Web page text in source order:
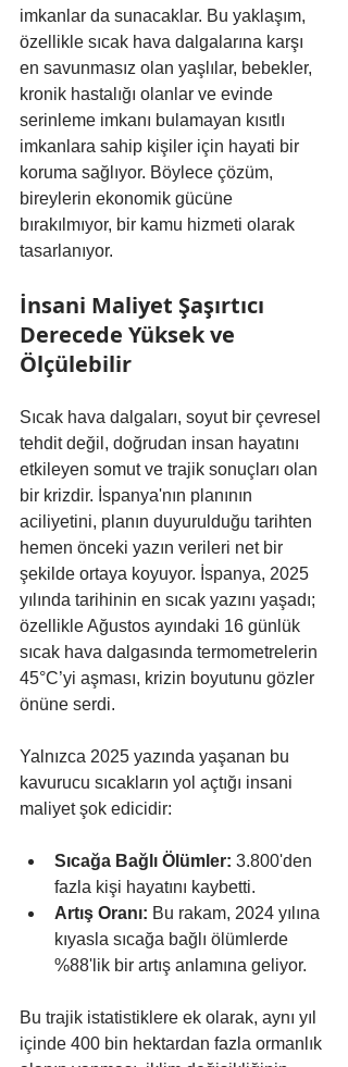
imkanlar da sunacaklar. Bu yaklaşım,
özellikle sıcak hava dalgalarına karşı
en savunmasız olan yaşlılar, bebekler,
kronik hastalığı olanlar ve evinde
serinleme imkanı bulamayan kısıtlı
imkanlara sahip kişiler için hayati bir
koruma sağlıyor. Böylece çözüm,
bireylerin ekonomik gücüne
bırakılmıyor, bir kamu hizmeti olarak
tasarlanıyor.
İnsani Maliyet Şaşırtıcı
Derecede Yüksek ve
Ölçülebilir
Sıcak hava dalgaları, soyut bir çevresel
tehdit değil, doğrudan insan hayatını
etkileyen somut ve trajik sonuçları olan
bir krizdir. İspanya'nın planının
aciliyetini, planın duyurulduğu tarihten
hemen önceki yazın verileri net bir
şekilde ortaya koyuyor. İspanya, 2025
yılında tarihinin en sıcak yazını yaşadı;
özellikle Ağustos ayındaki 16 günlük
sıcak hava dalgasında termometrelerin
45°C’yi aşması, krizin boyutunu gözler
önüne serdi.
Yalnızca 2025 yazında yaşanan bu
kavurucu sıcakların yol açtığı insani
maliyet şok edicidir:
Sıcağa Bağlı Ölümler: 3.800'den
fazla kişi hayatını kaybetti.
Artış Oranı: Bu rakam, 2024 yılına
kıyasla sıcağa bağlı ölümlerde
%88'lik bir artış anlamına geliyor.
Bu trajik istatistiklere ek olarak, aynı yıl
içinde 400 bin hektardan fazla ormanlık